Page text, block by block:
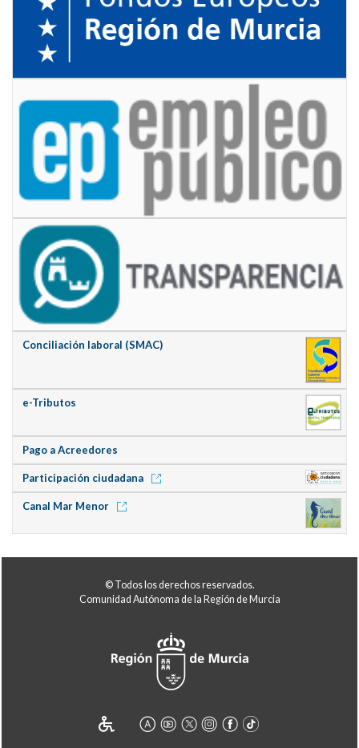
Conciliación laboral (SMAC)
e-Tributos
Pago a Acreedores
Participación ciudadana
Canal Mar Menor
© Todos los derechos reservados.
Comunidad Autónoma de la Región de Murcia